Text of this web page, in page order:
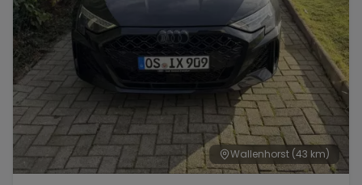
Wallenhorst (43 km)